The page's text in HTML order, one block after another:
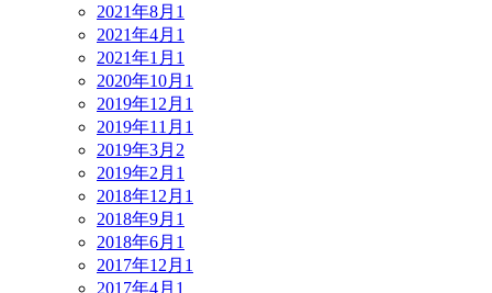
2021年8月 1
2021年4月 1
2021年1月 1
2020年10月 1
2019年12月 1
2019年11月 1
2019年3月 2
2019年2月 1
2018年12月 1
2018年9月 1
2018年6月 1
2017年12月 1
2017年4月 1